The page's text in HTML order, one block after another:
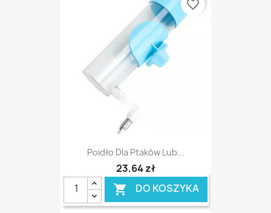
Poidło Dla Ptaków Lub...
23,64 zł
 DO KOSZYKA
favorite_border